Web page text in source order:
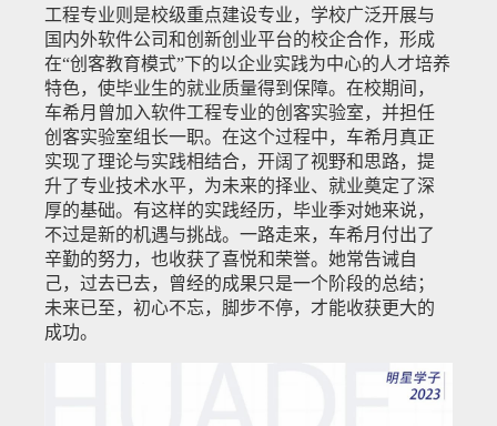
工程专业则是校级重点建设专业，学校广泛开展与
国内外软件公司和创新创业平台的校企合作，形成
在“创客教育模式”下的以企业实践为中心的人才培养
特色，使毕业生的就业质量得到保障。在校期间，
车希月曾加入软件工程专业的创客实验室，并担任
创客实验室组长一职。在这个过程中，车希月真正
实现了理论与实践相结合，开阔了视野和思路，提
升了专业技术水平，为未来的择业、就业奠定了深
厚的基础。有这样的实践经历，毕业季对她来说，
不过是新的机遇与挑战。一路走来，车希月付出了
辛勤的努力，也收获了喜悦和荣誉。她常告诫自
己，过去已去，曾经的成果只是一个阶段的总结；
未来已至，初心不忘，脚步不停，才能收获更大的
成功。